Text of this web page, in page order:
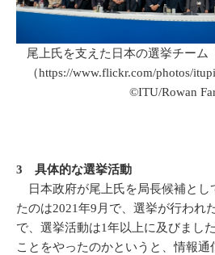
尾上氏を支えた日本の選挙チーム
（https://www.flickr.com/photos/
©ITU/Rowan
3 具体的な選挙活動
日本政府が尾上氏を局長候補とし
たのは2021年9月で、選挙が行われ
で、選挙活動は1年以上に及びまし
ことをやったのかというと、情報